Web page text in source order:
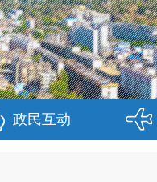
政民互动